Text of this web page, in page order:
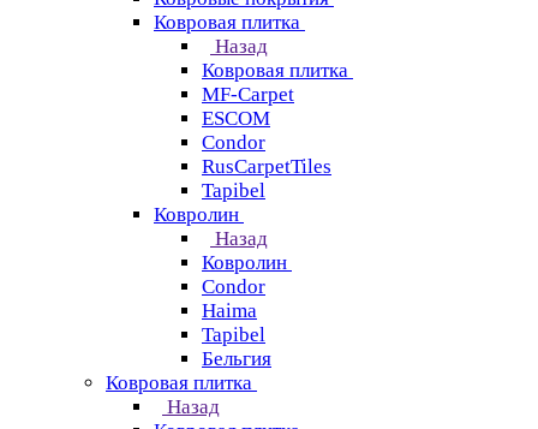
Ковровая плитка
Назад
Ковровая плитка
MF-Carpet
ESCOM
Condor
RusCarpetTiles
Tapibel
Ковролин
Назад
Ковролин
Condor
Haima
Tapibel
Бельгия
Ковровая плитка
Назад